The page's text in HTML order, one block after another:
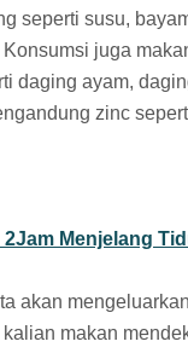
seperti susu,
juga
daging ayam,
zinc
Menjelang
akan
makan